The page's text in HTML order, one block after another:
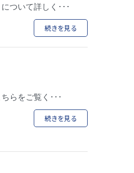
ついて詳しく･･･
続きを見る
らをご覧く･･･
続きを見る